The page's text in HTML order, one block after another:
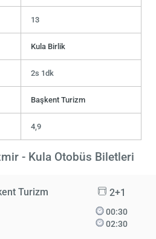
13
Kula Birlik
2s 1dk
Başkent Turizm
4,9
- Kula Otobüs Biletleri
Turizm 2+1
00:30
02:30